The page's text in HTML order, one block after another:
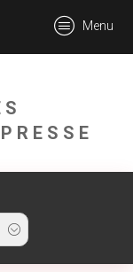
Menu